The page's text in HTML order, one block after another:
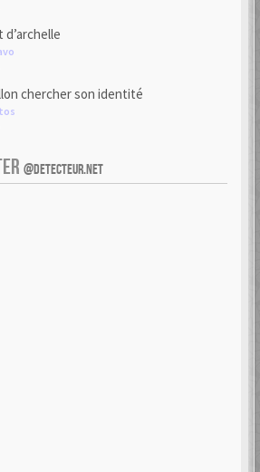
chercher son identité
@DETECTEUR.NET